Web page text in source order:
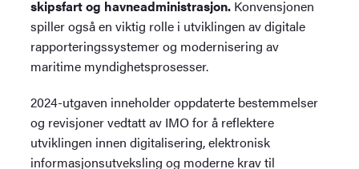
skipsfart og havneadministrasjon. Konvensjonen
spiller også en viktig rolle i utviklingen av digitale
rapporteringssystemer og modernisering av
maritime myndighetsprosesser.
2024-utgaven inneholder oppdaterte bestemmelser
og revisjoner vedtatt av IMO for å reflektere
utviklingen innen digitalisering, elektronisk
informasjonsutveksling og moderne krav til